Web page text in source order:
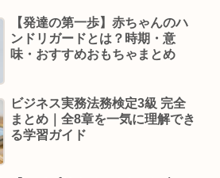
【発達の第一歩】赤ちゃんのハ
ンドリガードとは？時期・意
味・おすすめおもちゃまとめ
ビジネス実務法務検定3級 完全
まとめ｜全8章を一気に理解でき
る学習ガイド